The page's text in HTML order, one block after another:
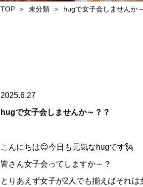
TOP 未分類 hugで女子会しませんか
2025.6.27
hugで女子会しませんか～？？
こんにちは😊今日も元気なhugです🗽
皆さん女子会ってしますか～？
とりあえず女子が2人でも揃えばそれは